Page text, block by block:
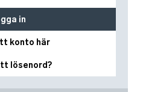
konto här
lösenord?
in